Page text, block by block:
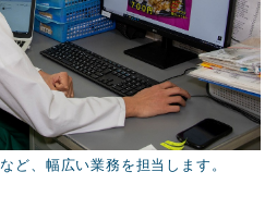
ど、幅広い業務を担当します。